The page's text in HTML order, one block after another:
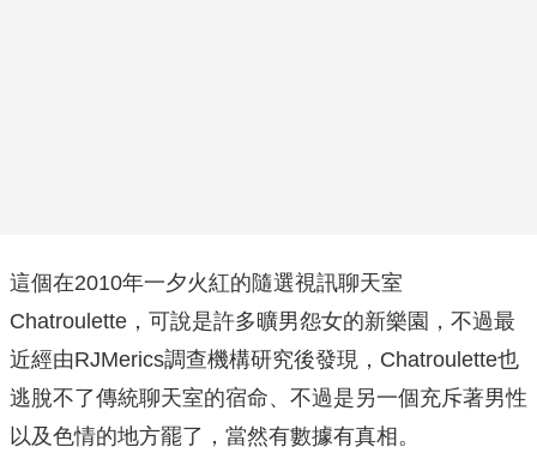
這個在2010年一夕火紅的隨選視訊聊天室
Chatroulette，可說是許多曠男怨女的新樂園，不過最
近經由RJMerics調查機構研究後發現，Chatroulette也
逃脫不了傳統聊天室的宿命、不過是另一個充斥著男性
以及色情的地方罷了，當然有數據有真相。